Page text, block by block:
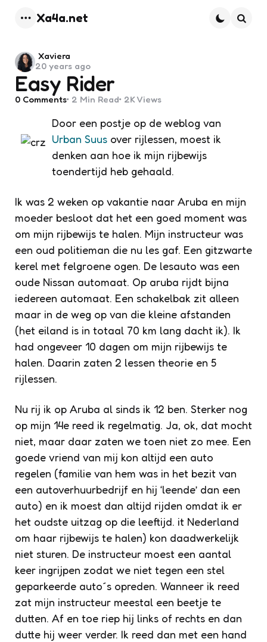
Xa4a.net
Easy Rider
Posted
by
Xaviera
20 years ago
0 Comments 2 Min Read 2K Views
Door een postje op de weblog van
Urban Suus over rijlessen, moest ik
denken aan hoe ik mijn rijbewijs
toendertijd heb gehaald.
Ik was 2 weken op vakantie naar Aruba en mijn
moeder besloot dat het een goed moment was
om mijn rijbewijs te halen. Mijn instructeur was
een oud politieman die nu les gaf. Een gitzwarte
kerel met felgroene ogen. De lesauto was een
oude Nissan automaat. Op aruba rijdt bijna
iedereen automaat. Een schakelbak zit alleen
maar in de weg op van die kleine afstanden
(het eiland is in totaal 70 km lang dacht ik). Ik
had ongeveer 10 dagen om mijn rijbewijs te
halen. Daarin zaten 2 lessen theorie en 5
rijlessen.
Nu rij ik op Aruba al sinds ik 12 ben. Sterker nog
op mijn 14e reed ik regelmatig. Ja, ok, dat mocht
niet, maar daar zaten we toen niet zo mee. Een
goede vriend van mij kon altijd een auto
regelen (familie van hem was in het bezit van
een autoverhuurbedrijf en hij ‘leende’ dan een
auto) en ik moest dan altijd rijden omdat ik er
het oudste uitzag op die leeftijd. it Nederland
om haar rijbewijs te halen) kon daadwerkelijk
niet sturen. De instructeur moest een aantal
keer ingrijpen zodat we niet tegen een stel
geparkeerde auto´s opreden. Wanneer ik reed
zat mijn instructeur meestal een beetje te
dutten. Af en toe riep hij links of rechts en dan
dutte hij weer verder. Ik reed dan met een hand